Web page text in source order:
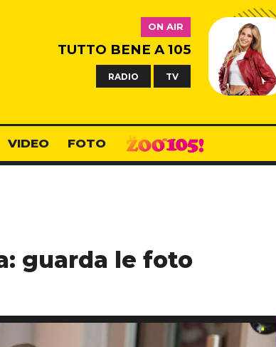
ON AIR
TUTTO BENE A 105
RADIO TV
VIDEO FOTO
guarda le foto